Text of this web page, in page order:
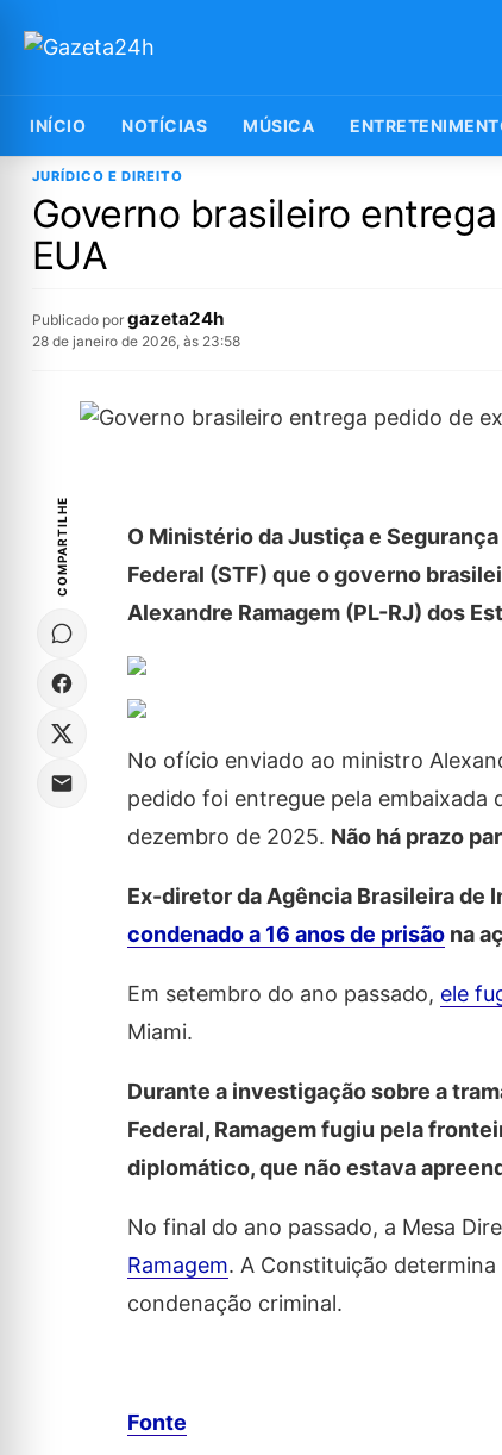
INÍCIO NOTÍCIAS MÚSICA
JURÍDICO E DIREITO
Governo brasileiro
EUA
Publicado por gazeta24h
28 de janeiro de 2026, às 23:58
COMPARTILHE
O Ministério da Justiça e
Federal (STF) que o governo
Alexandre Ramagem (PL-RJ) dos
No ofício enviado ao ministro
pedido foi entregue pela embaixada
dezembro de 2025. Não há prazo
Ex-diretor da Agência Brasileira de
condenado a 16 anos de prisãona
Em setembro do ano passado, ele
Miami.
Durante a investigação sobre a
Federal, Ramagem fugiu pela
diplomático, que não estava
No final do ano passado, a Mesa
Ramagem. A Constituição
condenação criminal.
Fonte